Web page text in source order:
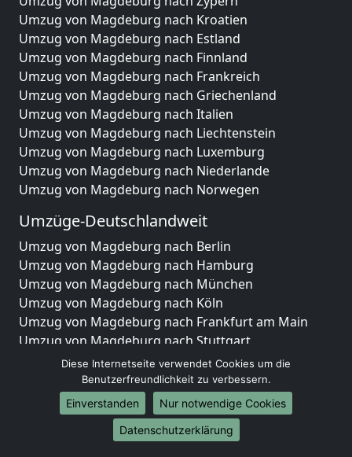
Umzug von Magdeburg nach Kroatien
Umzug von Magdeburg nach Estland
Umzug von Magdeburg nach Finnland
Umzug von Magdeburg nach Frankreich
Umzug von Magdeburg nach Griechenland
Umzug von Magdeburg nach Italien
Umzug von Magdeburg nach Liechtenstein
Umzug von Magdeburg nach Luxemburg
Umzug von Magdeburg nach Niederlande
Umzug von Magdeburg nach Norwegen
Umzüge-Deutschlandweit
Umzug von Magdeburg nach Berlin
Umzug von Magdeburg nach Hamburg
Umzug von Magdeburg nach München
Umzug von Magdeburg nach Köln
Umzug von Magdeburg nach Frankfurt am Main
Umzug von Magdeburg nach Stuttgart
Umzug von Magdeburg nach Düsseldorf
Umzug von Magdeburg nach Leipzig
Umzug von Magdeburg nach Dortmund
Umzug von Magdeburg nach Essen
Umzug von Magdeburg nach Bremen
Diese Internetseite verwendet Cookies um die
Benutzerfreundlichkeit zu verbessern.
Einverstanden
Nur notwendige Cookies
Datenschutzerklärung